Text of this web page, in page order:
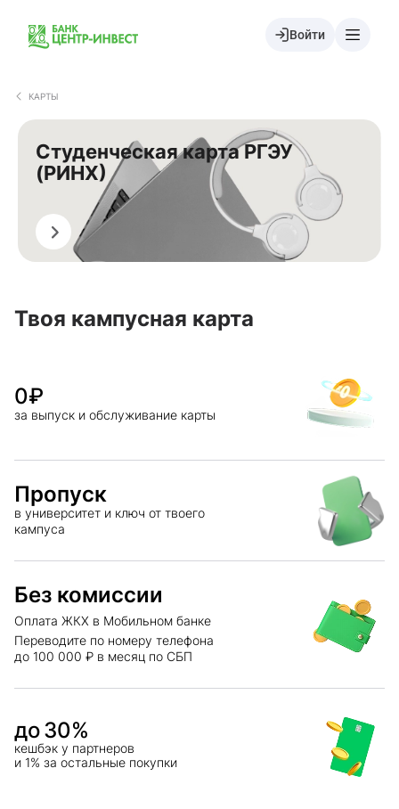
Войти
КАРТЫ
Студенческая карта РГЭУ
(РИНХ)
Перевыпустить
Твоя кампусная карта
0₽
за выпуск и обслуживание карты
Пропуск
в университет и ключ от твоего
кампуса
Без комиссии
Оплата ЖКХ в Мобильном банке
Переводите по номеру телефона
до 100 000 ₽ в месяц по СБП
до30%
кешбэк у партнеров
и 1% за остальные покупки